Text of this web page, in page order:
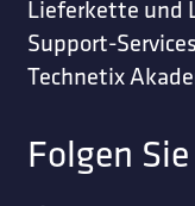
Lieferkette und
Support-Services
Technetix
Folgen